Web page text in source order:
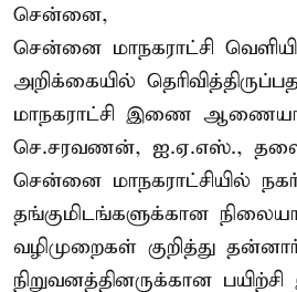
சென்னை,
சென்னை மாநகராட்சி
அறிக்கையில்
மாநகராட்சி இணை
செ.சரவணன், ஐ.ஏ.எஸ்.,
சென்னை மாநகராட்சியில்
தங்குமிடங்களுக்கான
வழிமுறைகள் குறித்து
நிறுவனத்தினருக்கான